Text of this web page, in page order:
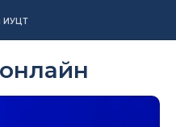
ИУЦТ